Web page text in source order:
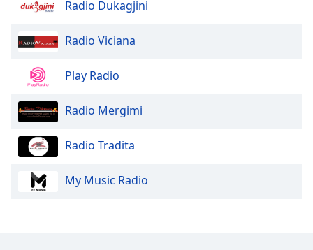
Close
End
dialog
window.
Radio Dukagjini
Radio Viciana
Play Radio
Radio Mergimi
Radio Tradita
My Music Radio